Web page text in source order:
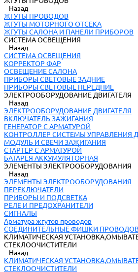
Назад
ЖГУТЫ ПРОВОДОВ
ЖГУТЫ МОТОРНОГО ОТСЕКА
ЖГУТЫ САЛОНА И ПАНЕЛИ ПРИБОРОВ
СИСТЕМА ОСВЕЩЕНИЯ
Назад
СИСТЕМА ОСВЕЩЕНИЯ
КОРРЕКТОР ФАР
ОСВЕЩЕНИЕ САЛОНА
ПРИБОРЫ СВЕТОВЫЕ ЗАДНИЕ
ПРИБОРЫ СВЕТОВЫЕ ПЕРЕДНИЕ
ЭЛЕКТРООБОРУДОВАНИЕ ДВИГАТЕЛЯ
Назад
ЭЛЕКТРООБОРУДОВАНИЕ ДВИГАТЕЛЯ
ВКЛЮЧАТЕЛЬ ЗАЖИГАНИЯ
ГЕНЕРАТОР С АРМАТУРОЙ
КОНТРОЛЛЕР СИСТЕМЫ УПРАВЛЕНИЯ
МОДУЛЬ И СВЕЧИ ЗАЖИГАНИЯ
СТАРТЕР С АРМАТУРОЙ
БАТАРЕЯ АККУМУЛЯТОРНАЯ
ЭЛЕМЕНТЫ ЭЛЕКТРООБОРУДОВАНИЯ
Назад
ЭЛЕМЕНТЫ ЭЛЕКТРООБОРУДОВАНИЯ
ПЕРЕКЛЮЧАТЕЛИ
ПРИБОРЫ И ПОДСВЕТКА
РЕЛЕ И ПРЕДОХРАНИТЕЛИ
СИГНАЛЫ
Арматура жгутов проводов
СОЕДИНИТЕЛЬНЫЕ ФИШКИ
КЛИМАТИЧЕСКАЯ
СТЕКЛООЧИСТИТЕЛИ
Назад
КЛИМАТИЧЕСКАЯ
СТЕКЛООЧИСТИТЕЛИ